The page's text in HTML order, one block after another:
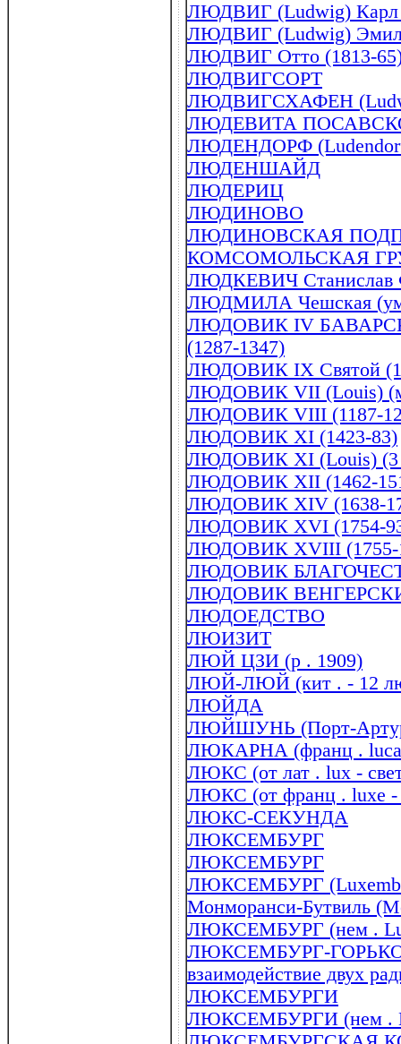
ЛЮДВИГ (Ludwig) Карл
ЛЮДВИГ (Ludwig)
ЛЮДВИГ Отто (1813-
ЛЮДВИГСОРТ
ЛЮДВИГСХАФЕН
ЛЮДЕВИТА
ЛЮДЕНДОРФ
ЛЮДЕНШАЙД
ЛЮДЕРИЦ
ЛЮДИНОВО
ЛЮДИНОВСКАЯ
КОМСОМОЛЬСКАЯ
ЛЮДКЕВИЧ Станислав
ЛЮДМИЛА Чешская (ум
ЛЮДОВИК IV
(1287-1347)
ЛЮДОВИК IX Святой
ЛЮДОВИК VII (Louis)
ЛЮДОВИК VIII (1187-
ЛЮДОВИК XI (1423-83)
ЛЮДОВИК XI (Lоuis) (3
ЛЮДОВИК XII (1462-
ЛЮДОВИК XIV (1638-
ЛЮДОВИК XVI (1754-
ЛЮДОВИК XVIII (1755-
ЛЮДОВИК
ЛЮДОВИК
ЛЮДОЕДСТВО
ЛЮИЗИТ
ЛЮЙ ЦЗИ (р . 1909)
ЛЮЙ-ЛЮЙ (кит . - 12
ЛЮЙДА
ЛЮЙШУНЬ (Порт-
ЛЮКАРНА (франц .
ЛЮКС (от лат . lux -
ЛЮКС (от франц . luxe -
ЛЮКС-СЕКУНДА
ЛЮКСЕМБУРГ
ЛЮКСЕМБУРГ
ЛЮКСЕМБУРГ
Монморанси-Бутвиль
ЛЮКСЕМБУРГ (нем .
ЛЮКСЕМБУРГ-
взаимодействие двух
ЛЮКСЕМБУРГИ
ЛЮКСЕМБУРГИ (нем .